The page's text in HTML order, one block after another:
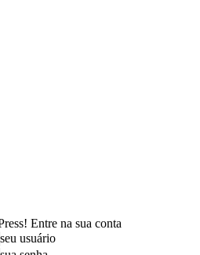
Entre na sua conta
seu usuário